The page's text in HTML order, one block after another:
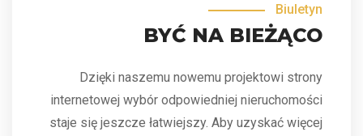
Biuletyn
BYĆ NA BIEŻĄCO
Dzięki naszemu nowemu projektowi strony
internetowej wybór odpowiedniej nieruchomości
staje się jeszcze łatwiejszy. Aby uzyskać więcej